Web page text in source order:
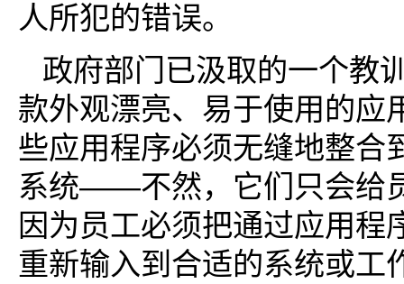
人所犯的错误。
政府部门已汲取的一个教
款外观漂亮、易于使用的应
些应用程序必须无缝地整合
系统——不然，它们只会给
因为员工必须把通过应用程
重新输入到合适的系统或工